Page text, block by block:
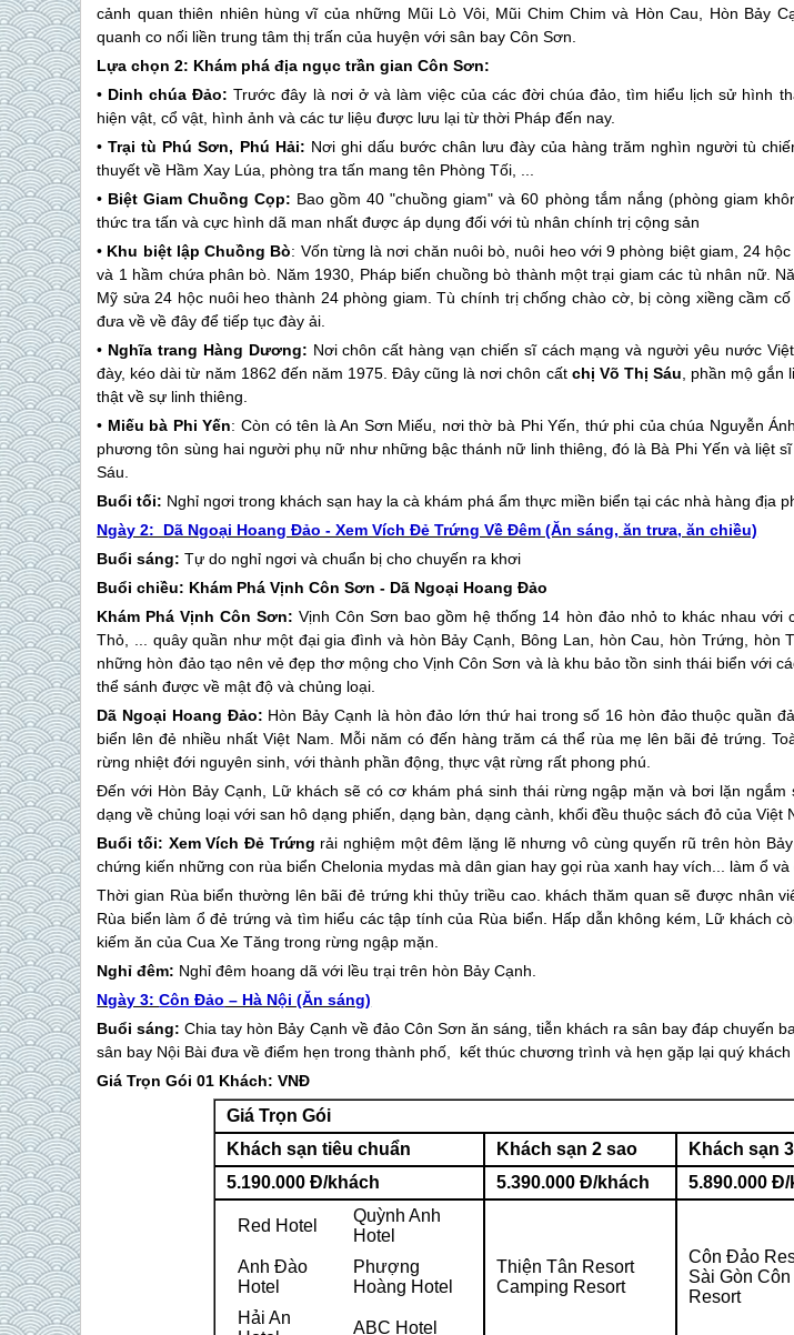
cảnh quan thiên nhiên hùng vĩ của những Mũi Lò Vôi, Mũi Chim Chim và Hòn Cau, Hòn Bảy
quanh co nối liền trung tâm thị trấn của huyện với sân bay Côn Sơn.
Lựa chọn 2: Khám phá địa ngục trần gian Côn Sơn:
• Dinh chúa Đảo: Trước đây là nơi ở và làm việc của các đời chúa đảo, tìm hiểu lịch sử hình
hiện vật, cổ vật, hình ảnh và các tư liệu được lưu lại từ thời Pháp đến nay.
• Trại tù Phú Sơn, Phú Hải: Nơi ghi dấu bước chân lưu đày của hàng trăm nghìn người tù
thuyết về Hầm Xay Lúa, phòng tra tấn mang tên Phòng Tối, ...
• Biệt Giam Chuồng Cọp: Bao gồm 40 "chuồng giam" và 60 phòng tắm nắng (phòng giam
thức tra tấn và cực hình dã man nhất được áp dụng đối với tù nhân chính trị cộng sản
• Khu biệt lập Chuồng Bò: Vốn từng là nơi chăn nuôi bò, nuôi heo với 9 phòng biệt giam, 24
và 1 hầm chứa phân bò. Năm 1930, Pháp biến chuồng bò thành một trại giam các tù nhân nữ.
Mỹ sửa 24 hộc nuôi heo thành 24 phòng giam. Tù chính trị chống chào cờ, bị còng xiềng cầm
đưa về về đây để tiếp tục đày ải.
• Nghĩa trang Hàng Dương: Nơi chôn cất hàng vạn chiến sĩ cách mạng và người yêu nước
đày, kéo dài từ năm 1862 đến năm 1975. Đây cũng là nơi chôn cất chị Võ Thị Sáu , phần mộ
thật về sự linh thiêng.
• Miếu bà Phi Yến: Còn có tên là An Sơn Miếu, nơi thờ bà Phi Yến, thứ phi của chúa Nguyễn
phương tôn sùng hai người phụ nữ như những bậc thánh nữ linh thiêng, đó là Bà Phi Yến và liệt
Sáu.
Buổi tối: Nghỉ ngơi trong khách sạn hay la cà khám phá ẩm thực miền biển tại các nhà hàng địa
Ngày 2: Dã Ngoại Hoang Đảo - Xem Vích Đẻ Trứng Về Đêm (Ăn sáng, ăn trưa, ăn chiều)
Buổi sáng:Tự do nghỉ ngơi và chuẩn bị cho chuyến ra khơi
Buổi chiều: Khám Phá Vịnh Côn Sơn - Dã Ngoại Hoang Đảo
Khám Phá Vịnh Côn Sơn:Vịnh Côn Sơn bao gồm hệ thống 14 hòn đảo nhỏ to khác nhau với
Thỏ, ... quây quần như một đại gia đình và hòn Bảy Cạnh, Bông Lan, hòn Cau, hòn Trứng, hòn
những hòn đảo tạo nên vẻ đẹp thơ mộng cho Vịnh Côn Sơn và là khu bảo tồn sinh thái biển với
thể sánh được về mật độ và chủng loại.
Dã Ngoại Hoang Đảo: Hòn Bảy Cạnh là hòn đảo lớn thứ hai trong số 16 hòn đảo thuộc quần
biển lên đẻ nhiều nhất Việt Nam. Mỗi năm có đến hàng trăm cá thể rùa mẹ lên bãi đẻ trứng.
rừng nhiệt đới nguyên sinh, với thành phần động, thực vật rừng rất phong phú.
Đến với Hòn Bảy Cạnh, Lữ khách sẽ có cơ khám phá sinh thái rừng ngập mặn và bơi lặn
dạng về chủng loại với san hô dạng phiến, dạng bàn, dạng cành, khối đều thuộc sách đỏ của Việt
Buổi tối: Xem Vích Đẻ Trứng rải nghiệm một đêm lặng lẽ nhưng vô cùng quyến rũ trên hòn
chứng kiến những con rùa biển Chelonia mydas mà dân gian hay gọi rùa xanh hay vích... làm ổ và
Thời gian Rùa biển thường lên bãi đẻ trứng khi thủy triều cao. khách thăm quan sẽ được nhân
Rùa biển làm ổ đẻ trứng và tìm hiểu các tập tính của Rùa biển. Hấp dẫn không kém, Lữ khách
kiếm ăn của Cua Xe Tăng trong rừng ngập mặn.
Nghỉ đêm: Nghỉ đêm hoang dã với lều trại trên hòn Bảy Cạnh.
Ngày 3:Côn Đảo – Hà Nội (Ăn sáng)
Buổi sáng: Chia tay hòn Bảy Cạnh về đảo Côn Sơn ăn sáng, tiễn khách ra sân bay đáp chuyến
sân bay Nội Bài đưa về điểm hẹn trong thành phố, kết thúc chương trình và hẹn gặp lại quý
Giá Trọn Gói 01 Khách: VNĐ
Giá Trọn Gói
Khách sạn tiêu chuẩn
Khách sạn 2 sao
Khách sạn
5.190.000 Đ/khách
5.390.000 Đ/khách 5.890.000
Red Hotel
Quỳnh Anh
Hotel
Anh Đào
Hotel
Phượng
Hoàng Hotel
Hải An
ABC Hotel
Thiện Tân Resort
Camping Resort
Côn Đảo
Sài Gòn
Resort